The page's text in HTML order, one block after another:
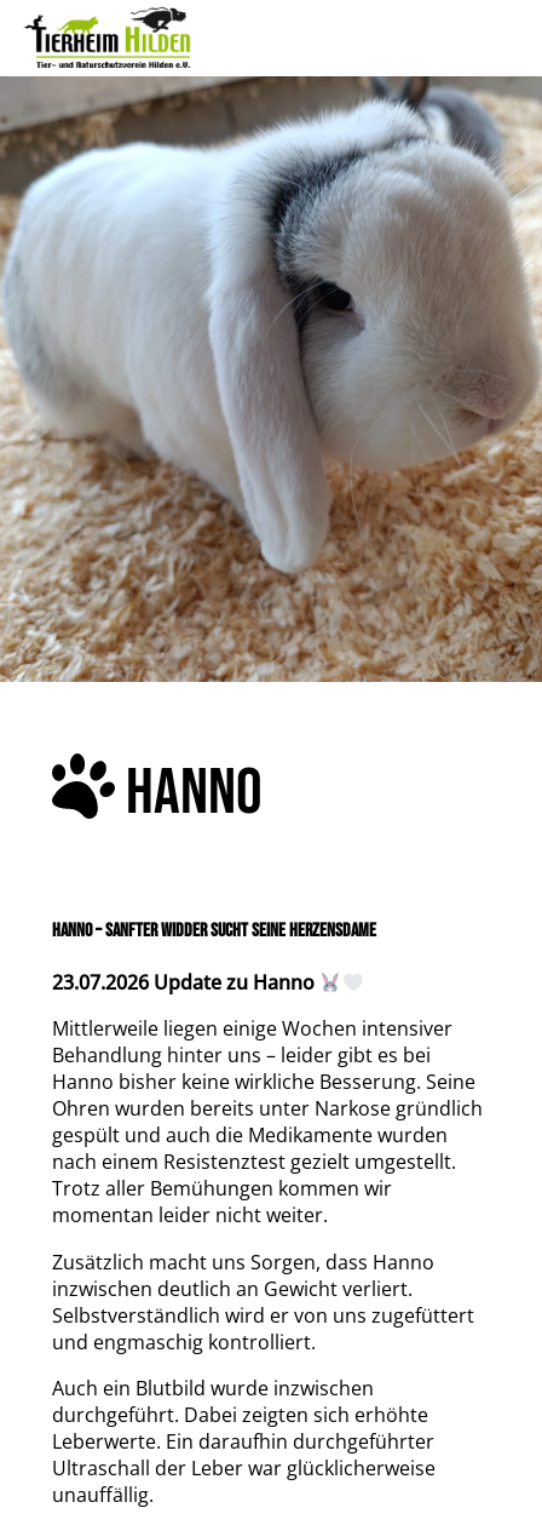
HANNO
HANNO – SANFTER WIDDER SUCHT SEINE HERZENSDAME
23.07.2026 Update zu Hanno
Mittlerweile liegen einige Wochen intensiver
Behandlung hinter uns – leider gibt es bei
Hanno bisher keine wirkliche Besserung. Seine
Ohren wurden bereits unter Narkose gründlich
gespült und auch die Medikamente wurden
nach einem Resistenztest gezielt umgestellt.
Trotz aller Bemühungen kommen wir
momentan leider nicht weiter.
Zusätzlich macht uns Sorgen, dass Hanno
inzwischen deutlich an Gewicht verliert.
Selbstverständlich wird er von uns zugefüttert
und engmaschig kontrolliert.
Auch ein Blutbild wurde inzwischen
durchgeführt. Dabei zeigten sich erhöhte
Leberwerte. Ein daraufhin durchgeführter
Ultraschall der Leber war glücklicherweise
unauffällig.